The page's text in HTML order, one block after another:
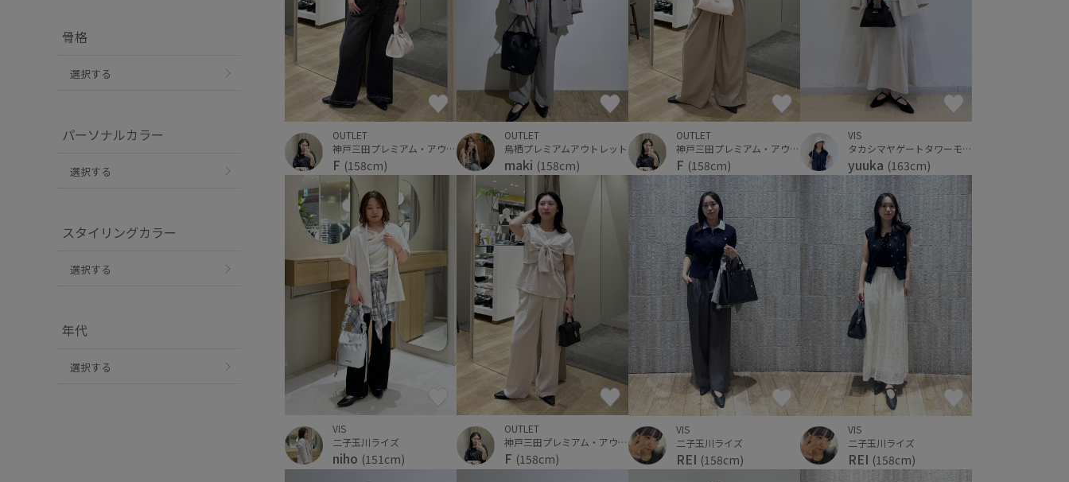
骨格
選択する
パーソナルカラー
選択する
スタイリングカラー
選択する
年代
選択する
OUTLET
神戸三田プレミアム・アウトレット
F (158cm)
OUTLET
鳥栖プレミアムアウトレット
maki (158cm)
OUTLET
神戸三田プレミアム・アウトレット
F (158cm)
VIS
タカシマヤゲートタワーモール
yuuka (163cm)
VIS
二子玉川ライズ
niho (151cm)
OUTLET
神戸三田プレミアム・アウトレット
F (158cm)
VIS
二子玉川ライズ
REI (158cm)
VIS
二子玉川ライズ
REI (158cm)